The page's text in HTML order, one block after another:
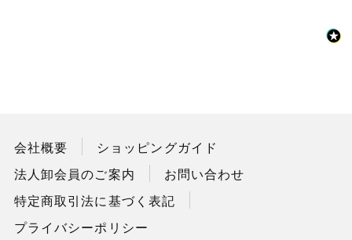
会社概要
ショッピングガイド
法人卸会員のご案内
お問い合わせ
特定商取引法に基づく表記
プライバシーポリシー